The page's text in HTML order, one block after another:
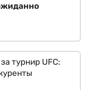
турнир UFC: